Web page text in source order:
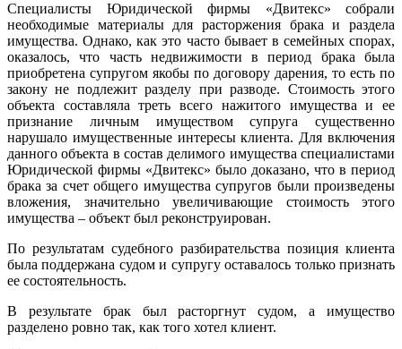
Специалисты Юридической фирмы «Двитекс» собрали
необходимые материалы для расторжения брака и раздела
имущества. Однако, как это часто бывает в семейных спорах,
оказалось, что часть недвижимости в период брака была
приобретена супругом якобы по договору дарения, то есть по
закону не подлежит разделу при разводе. Стоимость этого
объекта составляла треть всего нажитого имущества и ее
признание личным имуществом супруга существенно
нарушало имущественные интересы клиента. Для включения
данного объекта в состав делимого имущества специалистами
Юридической фирмы «Двитекс» было доказано, что в период
брака за счет общего имущества супругов были произведены
вложения, значительно увеличивающие стоимость этого
имущества – объект был реконструирован.
По результатам судебного разбирательства позиция клиента
была поддержана судом и супругу оставалось только признать
ее состоятельность.
В результате брак был расторгнут судом, а имущество
разделено ровно так, как того хотел клиент.